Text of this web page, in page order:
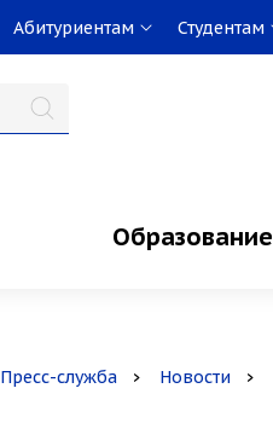
Абитуриентам Студентам
Образование
Пресс-служба Новости